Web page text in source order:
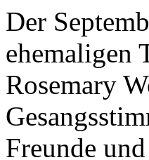
Der
ehemaligen
Rosemary
Freunde